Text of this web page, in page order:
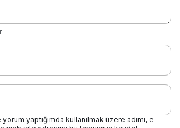
yaptığımda kullanılmak üzere adımı, e-